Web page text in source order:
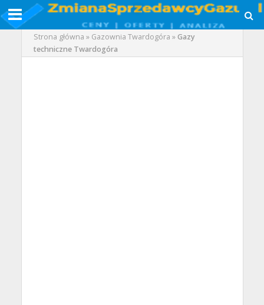
Strona główna » Gazownia Twardogóra »Gazy
techniczne Twardogóra